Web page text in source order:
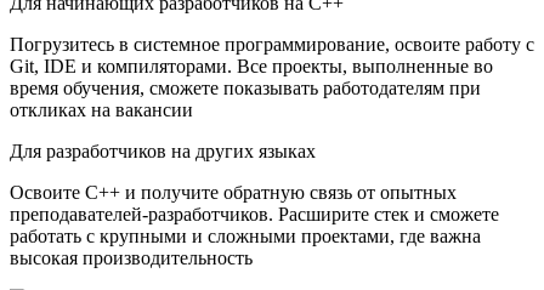
Погрузитесь в системное программирование, освоите работу с
Git, IDE и компиляторами. Все проекты, выполненные во
время обучения, сможете показывать работодателям при
откликах на вакансии
Для разработчиков на других языках
Освоите C++ и получите обратную связь от опытных
преподавателей-разработчиков. Расширите стек и сможете
работать с крупными и сложными проектами, где важна
высокая производительность